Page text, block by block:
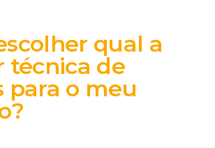
qual a
técnica de
para o meu